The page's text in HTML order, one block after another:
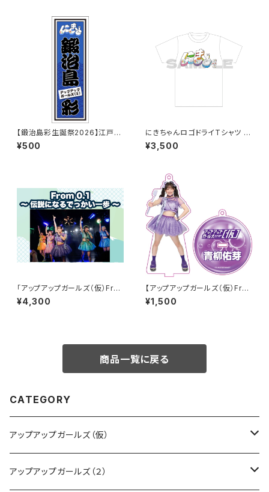
【鍛治島彩生誕祭2026】江戸文
字シール
¥500
にきちゃんロゴドライTシャツ う
さぎさんver.
¥3,500
「アップアップガールズ（仮）Fro
m 0.1〜 伝説になるでっかい一
歩 〜」サイン入りチケット
¥4,300
【アップアップガールズ（仮）Fro
m ZERO〜 でっかい夏に向け
ての前哨戦 〜】Wa! Ha! Ha! H
¥1,500
商品一覧に戻る
CATEGORY
アップアップガールズ（仮）
CD・DVD・Blu-ray
アップアップガールズ（２）